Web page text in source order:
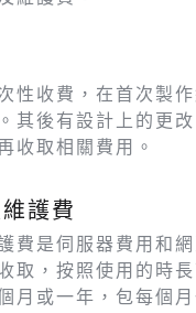
性收費，在首次製作
其後有設計上的更
收取相關費用。
護費
費是伺服器費用和
取，按照使用的時長
月或一年，包每個